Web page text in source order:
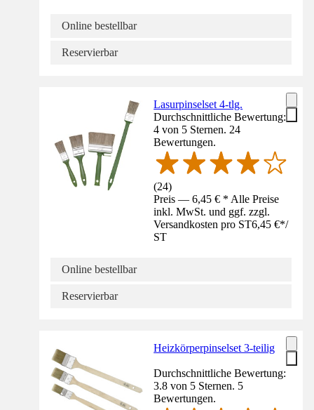
Online bestellbar
Reservierbar
Lasurpinselset 4-tlg.
Durchschnittliche Bewertung:
4 von 5 Sternen. 24
Bewertungen.
(24)
Preis — 6,45 € * Alle Preise
inkl. MwSt. und ggf. zzgl.
Versandkosten pro ST6,45 €*/
ST
Online bestellbar
Reservierbar
Heizkörperpinselset 3-teilig
Durchschnittliche Bewertung:
3.8 von 5 Sternen. 5
Bewertungen.